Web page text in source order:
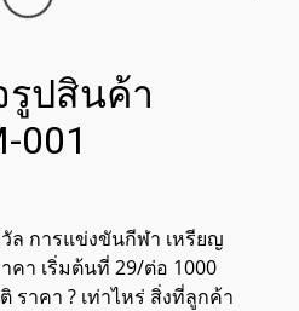
รูปสินค้า
001
ล การแข่งขันกีฬา เหรียญ
คา เริ่มต้นที่ 29/ต่อ 1000
ราคา ? เท่าไหร่ สิ่งที่ลูกค้า